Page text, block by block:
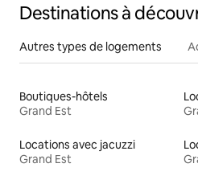
Destinations à
Autres types de logements
Boutiques-hôtels
Grand Est
Locations avec jacuzzi
Grand Est